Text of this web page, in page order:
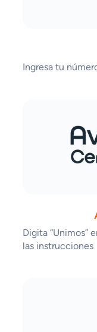
Ingresa tu
Digita “Unimos”
las instrucciones